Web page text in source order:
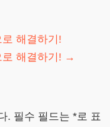
해결하기!
해결하기! →
. 필수 필드는 *로 표